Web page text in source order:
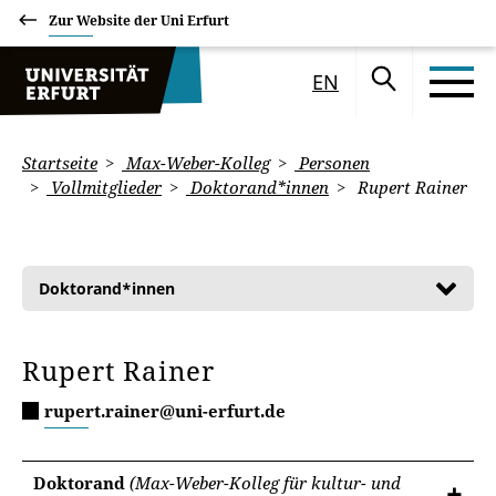
Zur Website der Uni Erfurt
EN
Startseite Max-Weber-Kolleg
Personen
Vollmitglieder
Doktorand*innen Rupert Rainer
Doktorand*innen
Rupert Rainer
rupert.rainer@uni-erfurt.de
Doktorand (Max-Weber-Kolleg für kultur- und